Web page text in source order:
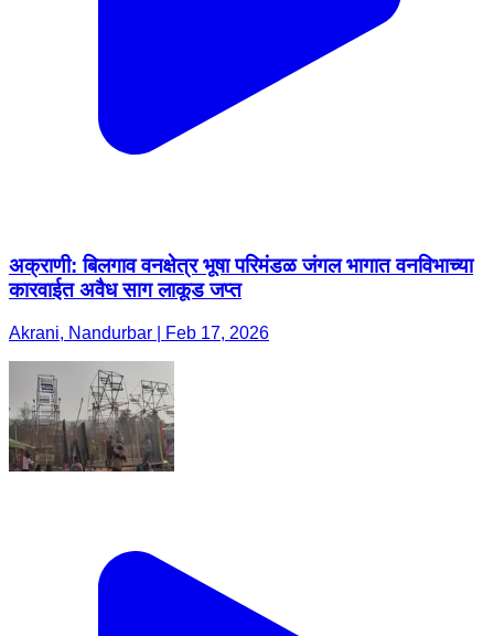
अक्राणी: बिलगाव वनक्षेत्र भूषा परिमंडळ जंगल भागात वनविभाच्या
कारवाईत अवैध साग लाकूड जप्त
Akrani, Nandurbar | Feb 17, 2026